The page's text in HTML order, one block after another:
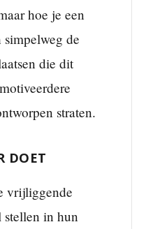
hoe je een
simpelweg de
die dit
straten.
DOET
vrijliggende
stellen in hun